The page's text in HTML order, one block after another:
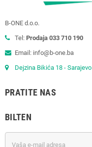
B-ONE d.o.o.
Tel: Prodaja 033 710 190
Email: info@b-one.ba
Dejzina Bikića 18 - Sarajevo
PRATITE NAS
BILTEN